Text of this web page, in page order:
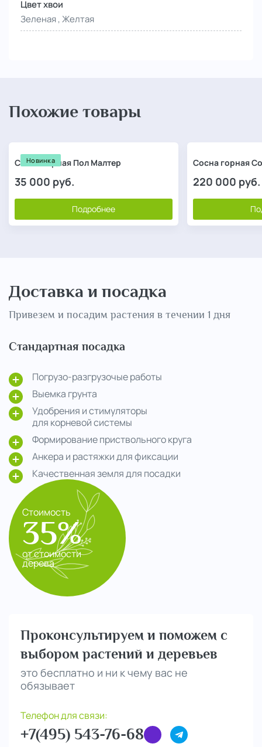
Цвет хвои
Зеленая , Желтая
Похожие товары
Новинка
Сосна горная Пол Малтер
35 000 руб.
Подробнее
Сосна горная
220 000 руб.
Доставка и посадка
Привезем и посадим растения в течении 1 дня
Стандартная посадка
Погрузо-разгрузочые работы
Выемка грунта
Удобрения и стимуляторы
для корневой системы
Формирование приствольного круга
Анкера и растяжки для фиксации
Качественная земля для посадки
Стоимость
35%
от стоимости
дерева
Проконсультируем и поможем с
выбором растений и деревьев
это бесплатно и ни к чему вас не
обязывает
Телефон для связи:
+7(495) 543-76-68